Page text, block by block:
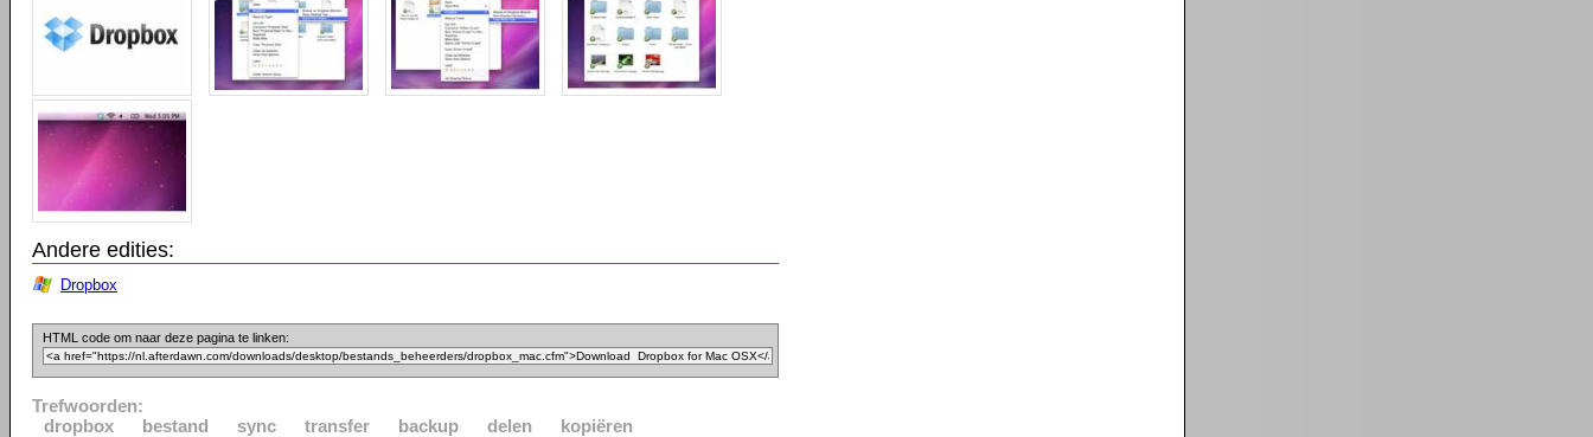
Andere edities:
Dropbox
HTML code om naar deze pagina te linken:
Trefwoorden:
dropbox
bestand sync transfer backup delen kopiëren